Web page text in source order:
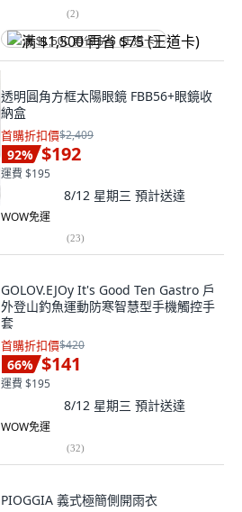
(2)
满 $1,500 再省 $75 (王道卡)
透明圓角方框太陽眼鏡 FBB56+眼鏡收
納盒
首購折扣價$2,409
92% $192
運費 $195
8/12 星期三 預計送達
WOW免運
(23)
GOLOV.EJOy It's Good Ten Gastro 戶
外登山釣魚運動防寒智慧型手機觸控手
套
首購折扣價$420
66% $141
運費 $195
8/12 星期三 預計送達
WOW免運
(32)
PIOGGIA 義式極簡側開雨衣